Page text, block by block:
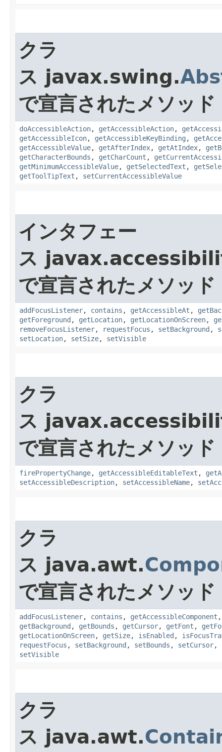
クラ
ス javax.swing.
で宣言されたメソッド
doAccessibleAction, getAccessibleAction,
getAccessibleIcon, getAccessibleKeyBinding ,
getAccessibleValue, getAfterIndex, getAtIndex,
getCharacterBounds , getCharCount ,
getMinimumAccessibleValue, getSelectedText ,
getToolTipText , setCurrentAccessibleValue
インタフェー
ス
で宣言されたメソッド
addFocusListener, contains , getAccessibleAt ,
getForeground , getLocation, getLocationOnScreen,
removeFocusListener, requestFocus , setBackground ,
setLocation, setSize, setVisible
クラ
ス
で宣言されたメソッド
firePropertyChange, getAccessibleEditableText ,
setAccessibleDescription, setAccessibleName,
クラ
ス java.awt.
で宣言されたメソッド
addFocusListener, contains , getAccessibleComponent
getBackground , getBounds , getCursor, getFont ,
getLocationOnScreen, getSize, isEnabled ,
requestFocus , setBackground , setBounds , setCursor,
setVisible
クラ
ス java.awt.